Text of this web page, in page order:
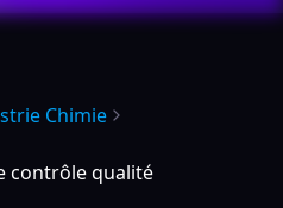
Chimie
contrôle qualité